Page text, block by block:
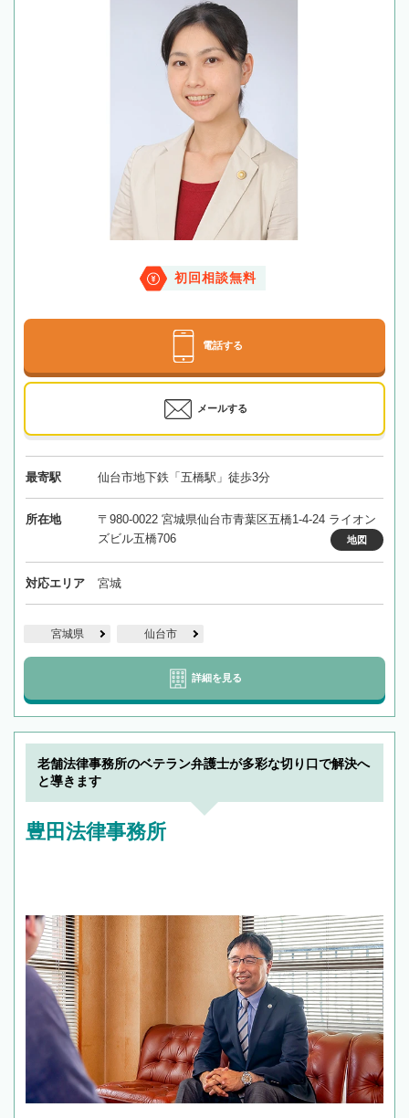
初回相談無料
電話する
メールする
最寄駅 仙台市地下鉄「五橋駅」徒歩3分
所在地
〒980-0022 宮城県仙台市青葉区五橋1-4-24 ライオン
ズビル五橋706
地図
対応エリア 宮城
宮城県 仙台市
詳細を見る
老舗法律事務所のベテラン弁護士が多彩な切り口で解決へ
と導きます
豊田法律事務所